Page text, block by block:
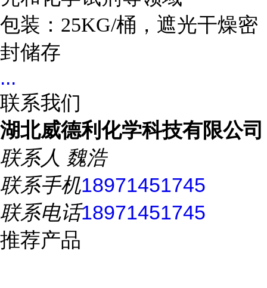
包装：25KG/桶，遮光干燥密
封储存
...
联系我们
湖北威德利化学科技有限公司
联系人 魏浩
联系手机18971451745
联系电话18971451745
推荐产品